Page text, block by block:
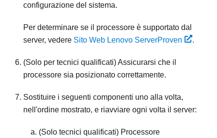
configurazione del sistema.
Per determinare se il processore è supportato dal
server, vedere Sito Web Lenovo ServerProven .
(Solo per tecnici qualificati) Assicurarsi che il
processore sia posizionato correttamente.
Sostituire i seguenti componenti uno alla volta,
nell'ordine mostrato, e riavviare ogni volta il server:
(Solo tecnici qualificati) Processore